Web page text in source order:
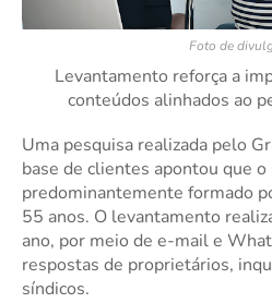
Foto de
Levantamento reforça a
conteúdos alinhados ao
Uma pesquisa realizada pelo
base de clientes apontou que
predominantemente formado
55 anos. O levantamento
ano, por meio de e-mail e
respostas de proprietários,
síndicos.